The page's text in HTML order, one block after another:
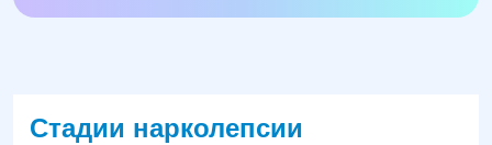
Стадии нарколепсии